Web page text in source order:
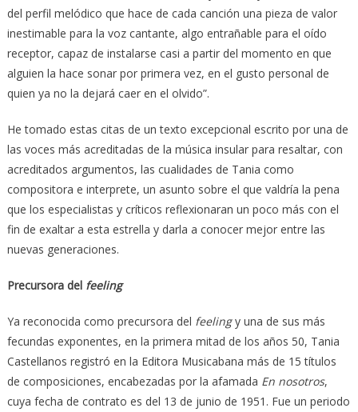
del perfil melódico que hace de cada canción una pieza de valor
inestimable para la voz cantante, algo entrañable para el oído
receptor, capaz de instalarse casi a partir del momento en que
alguien la hace sonar por primera vez, en el gusto personal de
quien ya no la dejará caer en el olvido”.
He tomado estas citas de un texto excepcional escrito por una de
las voces más acreditadas de la música insular para resaltar, con
acreditados argumentos, las cualidades de Tania como
compositora e interprete, un asunto sobre el que valdría la pena
que los especialistas y críticos reflexionaran un poco más con el
fin de exaltar a esta estrella y darla a conocer mejor entre las
nuevas generaciones.
Precursora del feeling
Ya reconocida como precursora del feelingy una de sus más
fecundas exponentes, en la primera mitad de los años 50, Tania
Castellanos registró en la Editora Musicabana más de 15 títulos
de composiciones, encabezadas por la afamada En nosotros,
cuya fecha de contrato es del 13 de junio de 1951. Fue un periodo